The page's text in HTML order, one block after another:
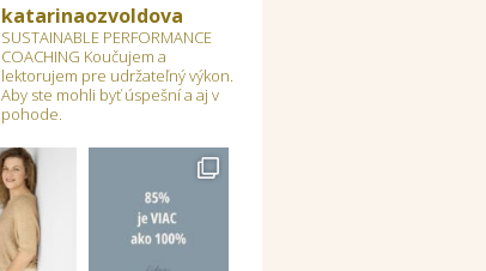
katarinaozvoldova
SUSTAINABLE PERFORMANCE
COACHING Koučujem a
lektorujem pre udržateľný výkon.
Aby ste mohli byť úspešní a aj v
pohode.